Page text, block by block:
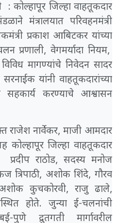
: कोल्हापूर जिल्हा वाहतूकदार
मंत्रालयात परिवहनमंत्री
प्रकाश आबिटकर यांच्या
प्रणाली, वेगमर्यादा नियम,
मागण्यांचे निवेदन सादर
यांनी वाहतूकदारांच्या
सहकार्य करण्याचे आश्वासन
राजेश नार्वेकर, माजी आमदार
जिल्हा वाहतूकदार
राठोड, सदस्य मनोज
त्रिपाठी, अशोक शिंदे, गौरव
कुचकोरवी, राजु ढाले,
होते. जुन्या ई-चलनांची
पुणे द्रुतगती मार्गावरील